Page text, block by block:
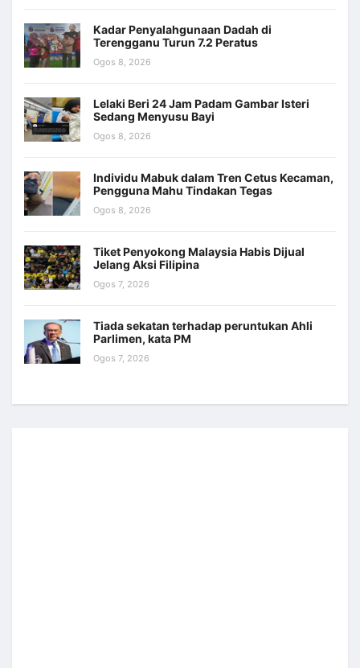
Kadar Penyalahgunaan Dadah di
Terengganu Turun 7.2 Peratus
Ogos 8, 2026
Lelaki Beri 24 Jam Padam Gambar Isteri
Sedang Menyusu Bayi
Ogos 8, 2026
Individu Mabuk dalam Tren Cetus Kecaman,
Pengguna Mahu Tindakan Tegas
Ogos 8, 2026
Tiket Penyokong Malaysia Habis Dijual
Jelang Aksi Filipina
Ogos 7, 2026
Tiada sekatan terhadap peruntukan Ahli
Parlimen, kata PM
Ogos 7, 2026